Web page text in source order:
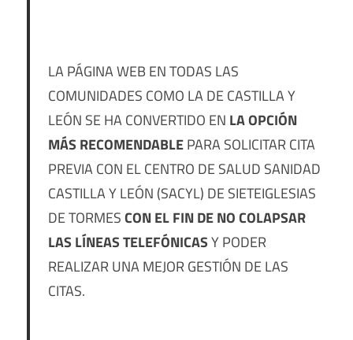
LA PÁGINA WEB EN TODAS LAS
COMUNIDADES COMO LA DE CASTILLA Y
LEÓN SE HA CONVERTIDO EN LA OPCIÓN
MÁS RECOMENDABLEPARA SOLICITAR CITA
PREVIA CON EL CENTRO DE SALUD SANIDAD
CASTILLA Y LEÓN (SACYL) DE SIETEIGLESIAS
DE TORMESCON EL FIN DE NO COLAPSAR
LAS LÍNEAS TELEFÓNICASY PODER
REALIZAR UNA MEJOR GESTIÓN DE LAS
CITAS.